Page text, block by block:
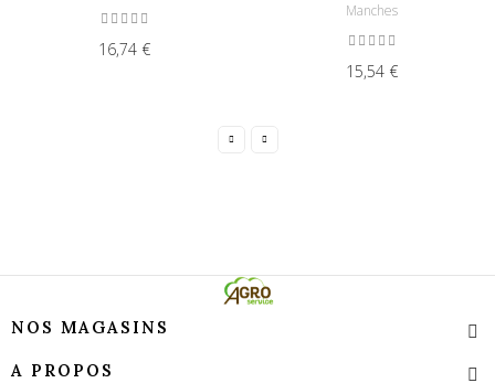
16,74 €
Manches
15,54 €
NOS MAGASINS
A PROPOS